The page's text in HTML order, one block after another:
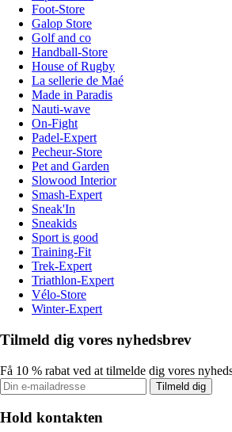
Foot-Store
Galop Store
Golf and co
Handball-Store
House of Rugby
La sellerie de Maé
Made in Paradis
Nauti-wave
On-Fight
Padel-Expert
Pecheur-Store
Pet and Garden
Slowood Interior
Smash-Expert
Sneak'In
Sneakids
Sport is good
Training-Fit
Trek-Expert
Triathlon-Expert
Vélo-Store
Winter-Expert
Tilmeld dig vores nyhedsbrev
Få 10 % rabat ved at tilmelde dig vores
Tilmeld dig
Hold kontakten